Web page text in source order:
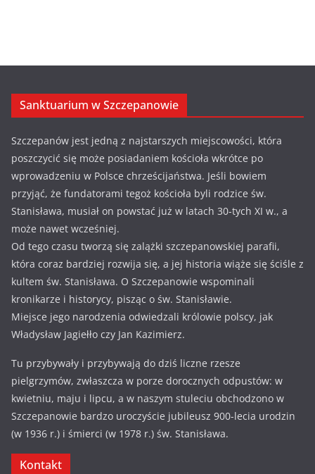
Sanktuarium w Szczepanowie
Szczepanów jest jedną z najstarszych miejscowości, która
poszczycić się może posiadaniem kościoła wkrótce po
wprowadzeniu w Polsce chrześcijaństwa. Jeśli bowiem
przyjąć, że fundatorami tegoż kościoła byli rodzice św.
Stanisława, musiał on powstać już w latach 30-tych XI w., a
może nawet wcześniej.
Od tego czasu tworzą się zalążki szczepanowskiej parafii,
która coraz bardziej rozwija się, a jej historia wiąże się ściśle z
kultem św. Stanisława. O Szczepanowie wspominali
kronikarze i historycy, pisząc o św. Stanisławie.
Miejsce jego narodzenia odwiedzali królowie polscy, jak
Władysław Jagiełło czy Jan Kazimierz.
Tu przybywały i przybywają do dziś liczne rzesze
pielgrzymów, zwłaszcza w porze dorocznych odpustów: w
kwietniu, maju i lipcu, a w naszym stuleciu obchodzono w
Szczepanowie bardzo uroczyście jubileusz 900-lecia urodzin
(w 1936 r.) i śmierci (w 1978 r.) św. Stanisława.
Kontakt